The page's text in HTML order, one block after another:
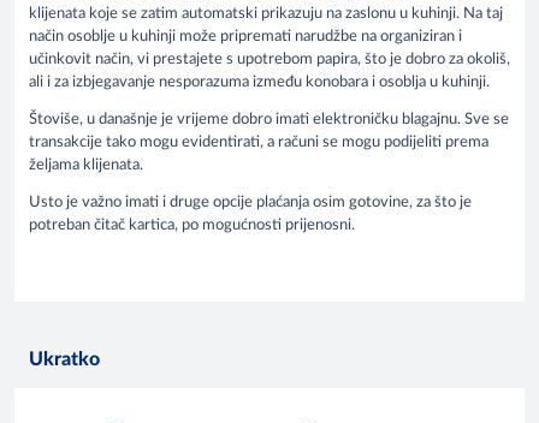
klijenata koje se zatim automatski prikazuju na zaslonu u kuhinji. Na taj
način osoblje u kuhinji može pripremati narudžbe na organiziran i
učinkovit način, vi prestajete s upotrebom papira, što je dobro za okoliš,
ali i za izbjegavanje nesporazuma između konobara i osoblja u kuhinji.
Štoviše, u današnje je vrijeme dobro imati elektroničku blagajnu. Sve se
transakcije tako mogu evidentirati, a računi se mogu podijeliti prema
željama klijenata.
Usto je važno imati i druge opcije plaćanja osim gotovine, za što je
potreban čitač kartica, po mogućnosti prijenosni.
Ukratko